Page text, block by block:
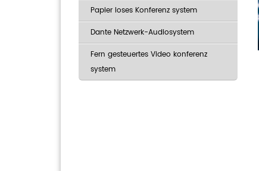
Papier loses Konferenz system
Dante Netzwerk-Audiosystem
Fern gesteuertes Video konferenz
system